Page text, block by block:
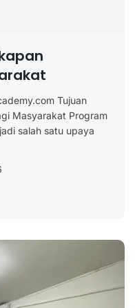
Tujuan
Masyarakat Program
salah satu upaya